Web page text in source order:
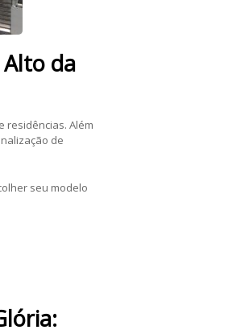
da
residências. Além
de
seu modelo